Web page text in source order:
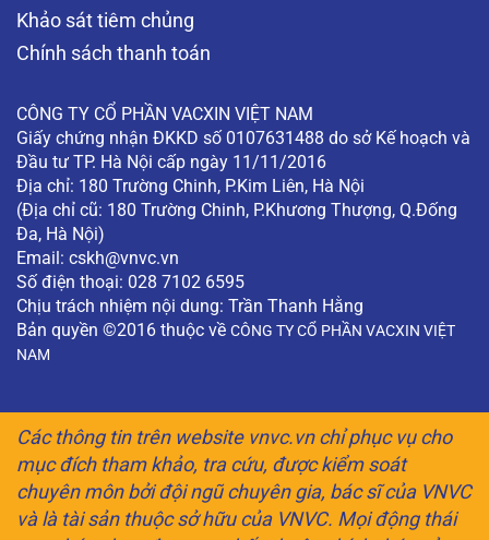
Khảo sát tiêm chủng
Chính sách thanh toán
CÔNG TY CỔ PHẦN VACXIN VIỆT NAM
Giấy chứng nhận ĐKKD số 0107631488 do sở Kế hoạch và
Đầu tư TP. Hà Nội cấp ngày 11/11/2016
Địa chỉ: 180 Trường Chinh, P.Kim Liên, Hà Nội
(Địa chỉ cũ: 180 Trường Chinh, P.Khương Thượng, Q.Đống
Đa, Hà Nội)
Email: cskh@vnvc.vn
Số điện thoại: 028 7102 6595
Chịu trách nhiệm nội dung: Trần Thanh Hằng
Bản quyền ©2016 thuộc về CÔNG TY CỔ PHẦN VACXIN VIỆT
NAM
Các thông tin trên website vnvc.vn chỉ phục vụ cho
mục đích tham khảo, tra cứu, được kiểm soát
chuyên môn bởi đội ngũ chuyên gia, bác sĩ của VNVC
và là tài sản thuộc sở hữu của VNVC. Mọi động thái